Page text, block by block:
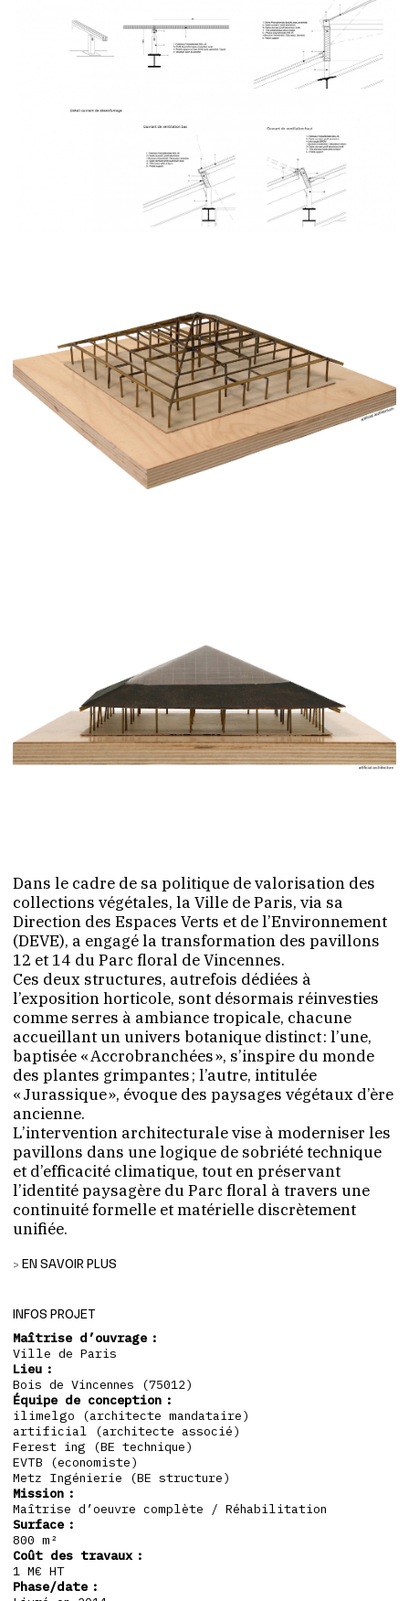
Dans le cadre de sa politique de valorisation des
collections végétales, la Ville de Paris, via sa
Direction des Espaces Verts et de l’Environnement
(DEVE), a engagé la transformation des pavillons
12 et 14 du Parc floral de Vincennes.
Ces deux structures, autrefois dédiées à
l’exposition horticole, sont désormais réinvesties
comme serres à ambiance tropicale, chacune
accueillant un univers botanique distinct : l’une,
baptisée « Accrobranchées », s’inspire du monde
des plantes grimpantes ; l’autre, intitulée
« Jurassique », évoque des paysages végétaux d’ère
ancienne.
L’intervention architecturale vise à moderniser les
pavillons dans une logique de sobriété technique
et d’efficacité climatique, tout en préservant
l’identité paysagère du Parc floral à travers une
continuité formelle et matérielle discrètement
unifiée.
La Direction des Espaces Verts et de l’Environnement
(DEVE) de la Ville de Paris nous a confié la rénovation
des pavillons 12 et 14 du Parc floral de Vincennes, avec
pour objectif de les transformer en serres tropicales
accueillant de nouvelles collections botaniques.
– Le pavillon 12, anciennement dédié aux murs
végétaux, devient l’espace « Accrobranchées ».
– Le pavillon 14, auparavant consacré aux camélias et
aux fougères, devient l’univers « Jurassique ».
ADAPTER L’ENVELOPPE AUX EXIGENCES CLIMATIQUES
La rénovation porte sur la modernisation de
l’enveloppe, l’installation d’un système de régulation
thermique et hygrométrique, et la mise en œuvre d’un
sol adapté aux plantations spécifiques aux collections
tropicales.
L’ensemble du projet s’inscrit dans une démarche de
EN SAVOIR PLUS
INFOS PROJET
Maîtrise d’ouvrage :
Ville de Paris
Lieu :
Bois de Vincennes (75012)
Équipe de conception :
ilimelgo (architecte mandataire)
artificial (architecte associé)
Ferest ing (BE technique)
EVTB (economiste)
Metz Ingénierie (BE structure)
Mission :
Maîtrise d’oeuvre complète / Réhabilitation
Surface :
800 m²
Coût des travaux :
1 M€ HT
Phase/date :